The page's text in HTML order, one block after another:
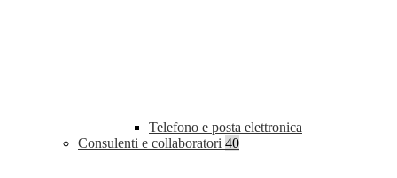
Telefono e posta elettronica
Consulenti e collaboratori 40